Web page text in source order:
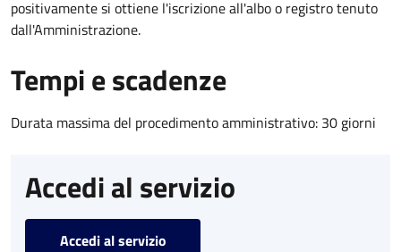
positivamente si ottiene l'iscrizione all'albo o registro tenuto
dall'Amministrazione.
Tempi e scadenze
Durata massima del procedimento amministrativo: 30 giorni
Accedi al servizio
Accedi al servizio